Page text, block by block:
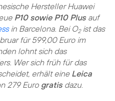
Hersteller Huawei
P10 sowie P10 Plusauf
in Barcelona. Bei O2ist das
für 599,00 Euro im
lohnt sich das
Wer sich früh für das
erhält eineLeica
279 Euro gratisdazu.